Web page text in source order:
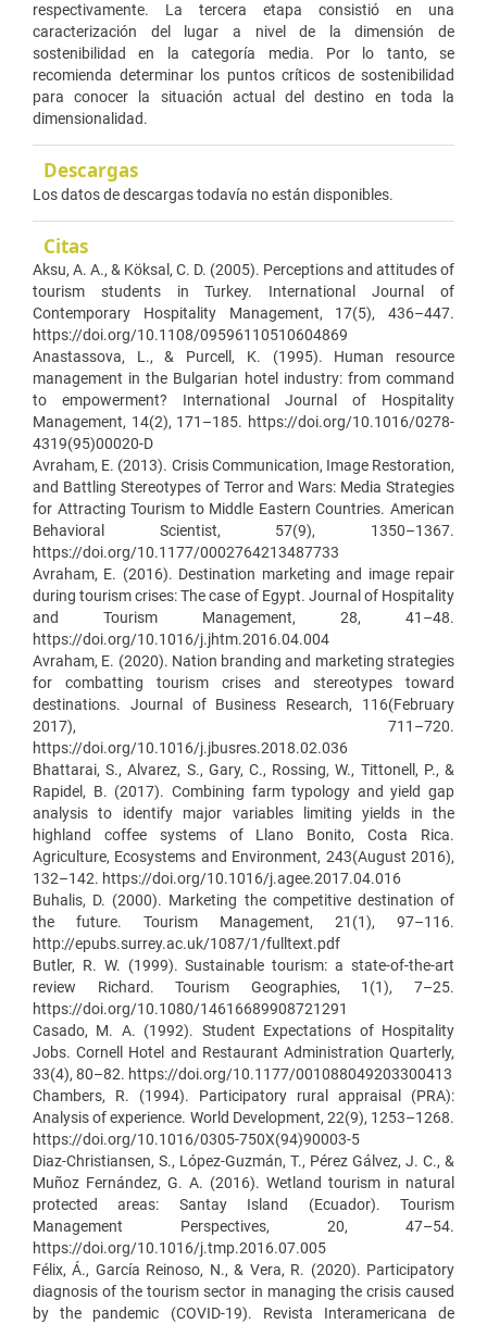
respectivamente. La tercera etapa consistió en una
caracterización del lugar a nivel de la dimensión de
sostenibilidad en la categoría media. Por lo tanto, se
recomienda determinar los puntos críticos de sostenibilidad
para conocer la situación actual del destino en toda la
dimensionalidad.
Descargas
Los datos de descargas todavía no están disponibles.
Citas
Aksu, A. A., & Köksal, C. D. (2005). Perceptions and attitudes of
tourism students in Turkey. International Journal of
Contemporary Hospitality Management, 17(5), 436–447.
https://doi.org/10.1108/09596110510604869
Anastassova, L., & Purcell, K. (1995). Human resource
management in the Bulgarian hotel industry: from command
to empowerment? International Journal of Hospitality
Management, 14(2), 171–185. https://doi.org/10.1016/0278-
4319(95)00020-D
Avraham, E. (2013). Crisis Communication, Image Restoration,
and Battling Stereotypes of Terror and Wars: Media Strategies
for Attracting Tourism to Middle Eastern Countries. American
Behavioral Scientist, 57(9), 1350–1367.
https://doi.org/10.1177/0002764213487733
Avraham, E. (2016). Destination marketing and image repair
during tourism crises: The case of Egypt. Journal of Hospitality
and Tourism Management, 28, 41–48.
https://doi.org/10.1016/j.jhtm.2016.04.004
Avraham, E. (2020). Nation branding and marketing strategies
for combatting tourism crises and stereotypes toward
destinations. Journal of Business Research, 116(February
2017), 711–720.
https://doi.org/10.1016/j.jbusres.2018.02.036
Bhattarai, S., Alvarez, S., Gary, C., Rossing, W., Tittonell, P., &
Rapidel, B. (2017). Combining farm typology and yield gap
analysis to identify major variables limiting yields in the
highland coffee systems of Llano Bonito, Costa Rica.
Agriculture, Ecosystems and Environment, 243(August 2016),
132–142. https://doi.org/10.1016/j.agee.2017.04.016
Buhalis, D. (2000). Marketing the competitive destination of
the future. Tourism Management, 21(1), 97–116.
http://epubs.surrey.ac.uk/1087/1/fulltext.pdf
Butler, R. W. (1999). Sustainable tourism: a state-of-the-art
review Richard. Tourism Geographies, 1(1), 7–25.
https://doi.org/10.1080/14616689908721291
Casado, M. A. (1992). Student Expectations of Hospitality
Jobs. Cornell Hotel and Restaurant Administration Quarterly,
33(4), 80–82. https://doi.org/10.1177/001088049203300413
Chambers, R. (1994). Participatory rural appraisal (PRA):
Analysis of experience. World Development, 22(9), 1253–1268.
https://doi.org/10.1016/0305-750X(94)90003-5
Diaz-Christiansen, S., López-Guzmán, T., Pérez Gálvez, J. C., &
Muñoz Fernández, G. A. (2016). Wetland tourism in natural
protected areas: Santay Island (Ecuador). Tourism
Management Perspectives, 20, 47–54.
https://doi.org/10.1016/j.tmp.2016.07.005
Félix, Á., García Reinoso, N., & Vera, R. (2020). Participatory
diagnosis of the tourism sector in managing the crisis caused
by the pandemic (COVID-19). Revista Interamericana de